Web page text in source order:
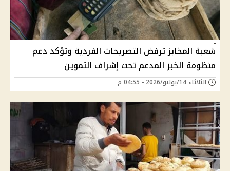
شعبة المخابز ترفض التصريحات الفردية وتؤكد دعم
منظومة الخبز المدعم تحت إشراف التموين
الثلاثاء 14/يوليو/2026 - 04:55 م